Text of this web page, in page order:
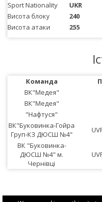
Sport Nationality
UKR
Висота блоку
240
Висота атаки
255
Команда
ВК"Медея"
ВК"Медея"
"Нафтуся"
ВК"Буковинка-Гойра
Груп-КЗ ДЮСШ №4"
ВК "Буковинка-
ДЮСШ №4" м.
Чернівці